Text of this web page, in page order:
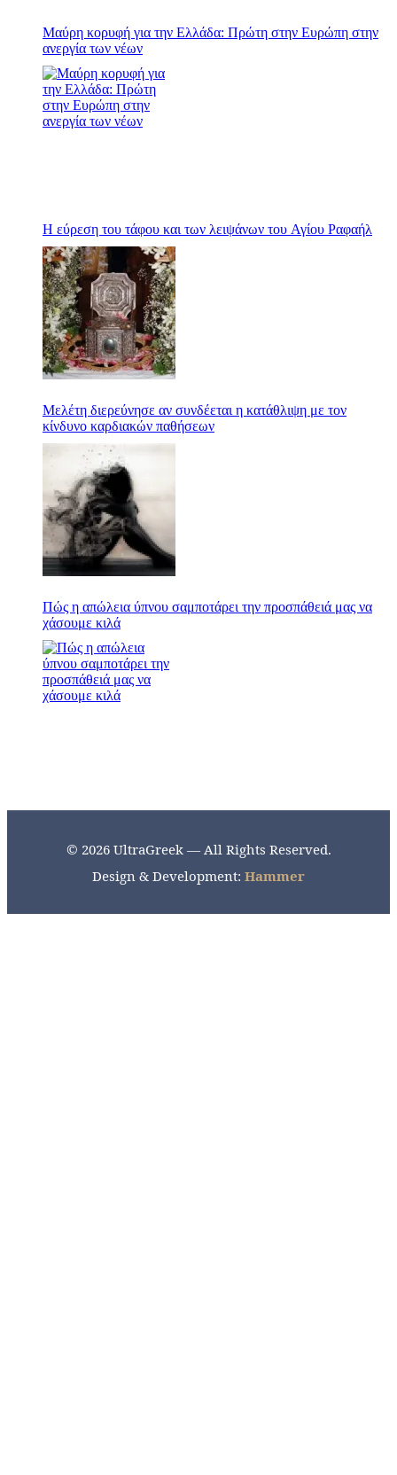
Μαύρη κορυφή για την Ελλάδα: Πρώτη στην Ευρώπη στην
ανεργία των νέων
Η εύρεση του τάφου και των λειψάνων του Αγίου Ραφαήλ
Μελέτη διερεύνησε αν συνδέεται η κατάθλιψη με τον
κίνδυνο καρδιακών παθήσεων
Πώς η απώλεια ύπνου σαμποτάρει την προσπάθειά μας να
χάσουμε κιλά
© 2026 UltraGreek — All Rights Reserved.
Design & Development: Hammer